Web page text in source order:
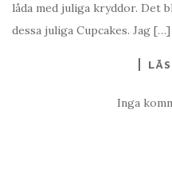
låda med juliga kryddor. Det
dessa juliga Cupcakes. Jag […]
Inga